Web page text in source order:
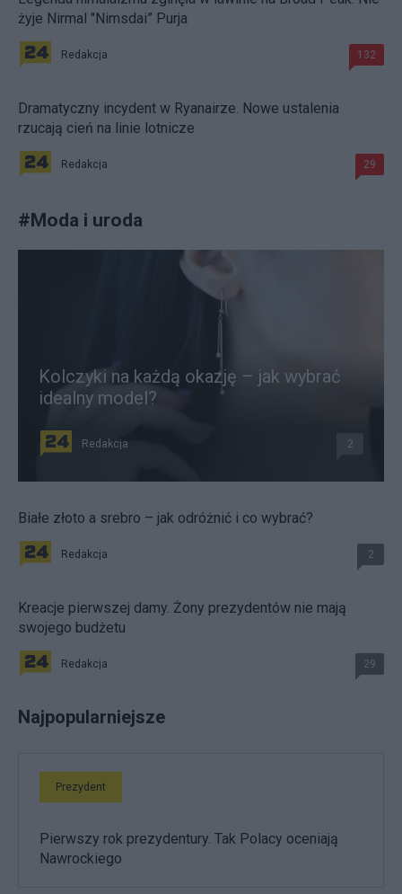
żyje Nirmal "Nimsdai” Purja
Redakcja 132
Dramatyczny incydent w Ryanairze. Nowe ustalenia
rzucają cień na linie lotnicze
Redakcja 29
#Moda i uroda
Kolczyki na każdą okazję – jak wybrać
idealny model?
Redakcja 2
Białe złoto a srebro – jak odróżnić i co wybrać?
Redakcja 2
Kreacje pierwszej damy. Żony prezydentów nie mają
swojego budżetu
Redakcja 29
Najpopularniejsze
Prezydent
Pierwszy rok prezydentury. Tak Polacy oceniają
Nawrockiego